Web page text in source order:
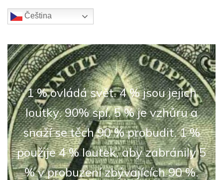
Čeština‎
1 % ovládá svět. 4 % jsou jejich
loutky. 90% spí. 5 % je vzhůru a
snaží se těch 90 % probudit. 1 %
použije 4 % loutek, aby zabránily 5
% v probuzení zbývajících 90 %.